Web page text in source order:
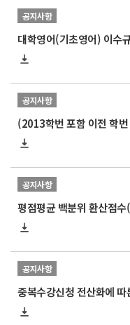
공지사항
공지사항
(2013학번 포함 이전 학
공지사항
평점평균 백분위 환산점
공지사항
중복수강신청 전산화에 따